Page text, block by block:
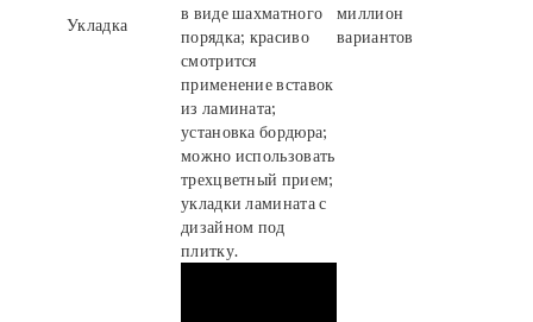
Укладка
в виде шахматного
порядка; красиво
смотрится
применение вставок
из ламината;
установка бордюра;
можно использовать
трехцветный прием;
укладки ламината с
дизайном под
плитку.
миллион
вариантов